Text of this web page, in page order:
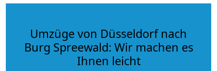
Umzüge von Düsseldorf nach
Burg Spreewald: Wir machen es
Ihnen leicht